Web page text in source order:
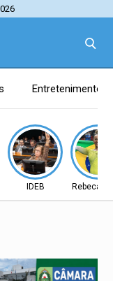
Entretenimento
IDEB Rebeca